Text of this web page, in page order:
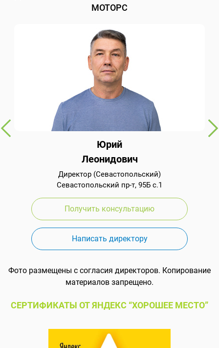
МОТОРС
Юрий
Леонидович
Директор (Севастопольский)
Севастопольский пр-т, 95Б с.1
Получить консультацию
Написать директору
Фото размещены с согласия директоров. Копирование
материалов запрещено.
СЕРТИФИКАТЫ ОТ ЯНДЕКС “ХОРОШЕЕ МЕСТО”